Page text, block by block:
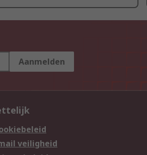
Aanmelden
veiligheid